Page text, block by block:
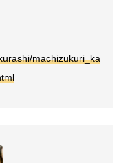
machizukuri_ka